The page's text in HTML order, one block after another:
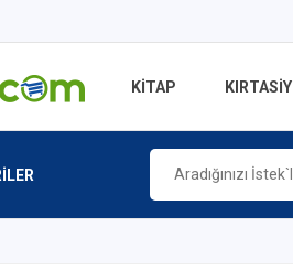
KİTAP